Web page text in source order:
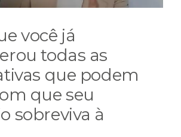
você já
todas as
que podem
que seu
sobreviva à